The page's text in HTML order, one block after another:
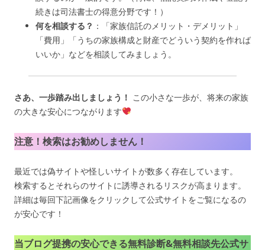
続きは司法書士の得意分野です！）
何を相談する？ ：「家族信託のメリット・デメリット」
「費用」「うちの家族構成と財産でどういう契約を作れば
いいか」などを相談してみましょう。
さあ、一歩踏み出しましょう！ この小さな一歩が、将来の家族
の大きな安心につながります
注意！検索はお勧めしません！
最近では偽サイトや怪しいサイトが数多く存在しています。
検索するとそれらのサイトに誘導されるリスクが高まります。
詳細は毎回下記画像をクリックして公式サイトをご覧になるの
が安心です！
当ブログ提携の安心できる無料診断&無料相談先公式サ